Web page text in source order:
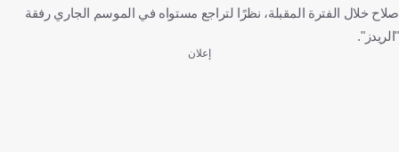
صلاح خلال الفترة المقبلة، نظرًا لتراجع مستواه في الموسم الجاري رفقة
"الريدز".
إعلان